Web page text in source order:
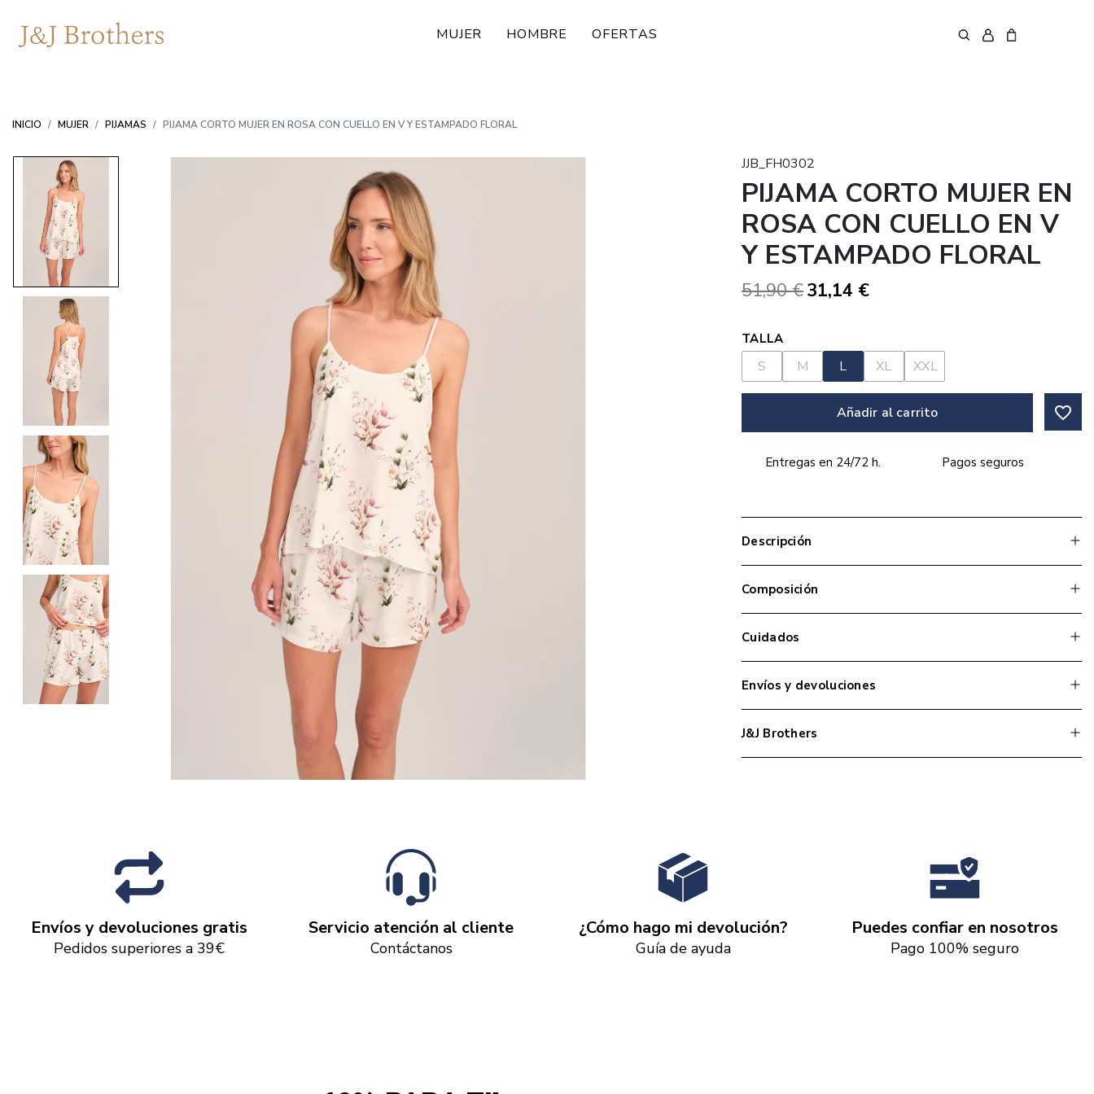
MUJER HOMBRE OFERTAS
INICIO MUJER PIJAMAS PIJAMA CORTO MUJER EN ROSA CON CUELLO EN V Y ESTAMPADO FLORAL
JJB_FH0302
PIJAMA CORTO MUJER EN
ROSA CON CUELLO EN V
Y ESTAMPADO FLORAL
51,90 €31,14 €
TALLA
S M L XL XXL
Añadir al carrito favorite_border
Entregas en 24/72 h. Pagos seguros
Descripción
Composición
Cuidados
Envíos y devoluciones
J&J Brothers
Envíos y devoluciones gratis
Pedidos superiores a 39€
Servicio atención al cliente
Contáctanos
¿Cómo hago mi devolución?
Guía de ayuda
Puedes confiar en nosotros
Pago 100% seguro